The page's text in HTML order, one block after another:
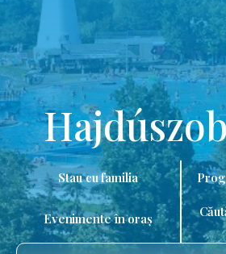
Stau cu familia
Evenimente în oraș